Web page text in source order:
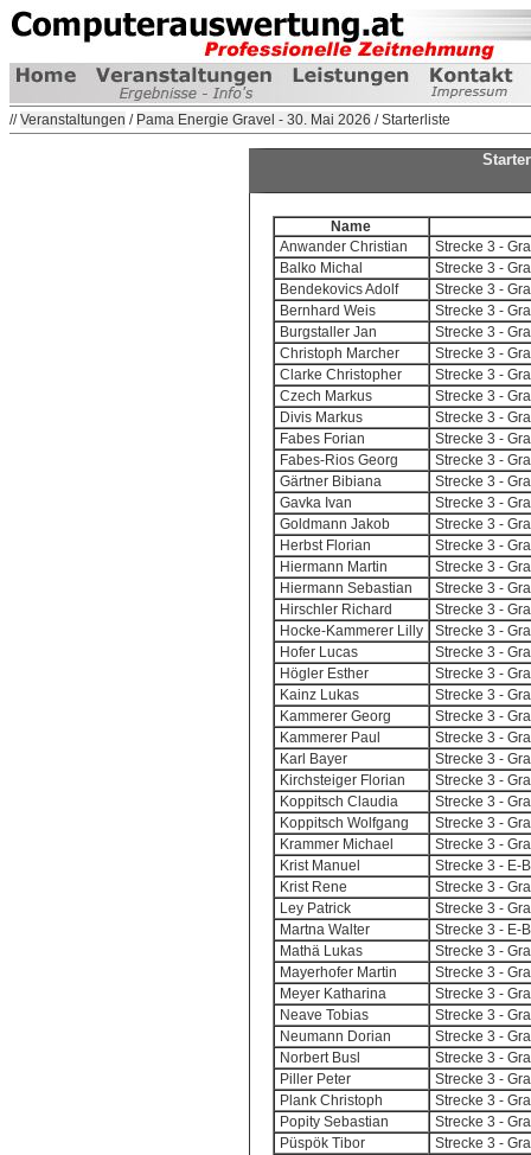
//Veranstaltungen / Pama Energie Gravel - 30. Mai 2026 / Starterliste
Name
Anwander Christian
Strecke 3 -
Balko Michal
Strecke 3 -
Bendekovics Adolf
Strecke 3 -
Bernhard Weis
Strecke 3 -
Burgstaller Jan
Strecke 3 -
Christoph Marcher
Strecke 3 -
Clarke Christopher
Strecke 3 -
Czech Markus
Strecke 3 -
Divis Markus
Strecke 3 -
Fabes Forian
Strecke 3 -
Fabes-Rios Georg
Strecke 3 -
Gärtner Bibiana
Strecke 3 -
Gavka Ivan
Strecke 3 -
Goldmann Jakob
Strecke 3 -
Herbst Florian
Strecke 3 -
Hiermann Martin
Strecke 3 -
Hiermann Sebastian
Strecke 3 -
Hirschler Richard
Strecke 3 -
Hocke-Kammerer Lilly
Strecke 3 -
Hofer Lucas
Strecke 3 -
Högler Esther
Strecke 3 -
Kainz Lukas
Strecke 3 -
Kammerer Georg
Strecke 3 -
Kammerer Paul
Strecke 3 -
Karl Bayer
Strecke 3 -
Kirchsteiger Florian
Strecke 3 -
Koppitsch Claudia
Strecke 3 -
Koppitsch Wolfgang
Strecke 3 -
Krammer Michael
Strecke 3 -
Krist Manuel
Strecke 3 - E-
Krist Rene
Strecke 3 -
Ley Patrick
Strecke 3 -
Martna Walter
Strecke 3 - E-
Mathä Lukas
Strecke 3 -
Mayerhofer Martin
Strecke 3 -
Meyer Katharina
Strecke 3 -
Neave Tobias
Strecke 3 -
Neumann Dorian
Strecke 3 -
Norbert Busl
Strecke 3 -
Piller Peter
Strecke 3 -
Plank Christoph
Strecke 3 -
Popity Sebastian
Strecke 3 -
Püspök Tibor
Strecke 3 -